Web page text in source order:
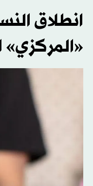
انطلاق